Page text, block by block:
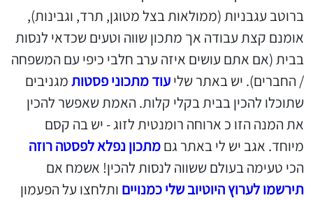
ברוטב עגבניות (ממולאות בצל מטוגן, תרד, וגבינות),
אומנם קצת עבודה אך מתכון שווה וטעים שכדאי לנסות
בבית (אם אתם עושים איזה ערב חלבי כיפי עם המשפחה
/ החברים). יש באתר שליעוד מתכוני פסטותמגניבים
שתוכלו להכין בבית בקלי קלות. האמת שאפשר להכין
את המנה הזו כ ארוחה רומנטית לזוג - יש בה קסם
מיוחד. אגב יש לי באתר גםמתכון נפלא לפסטה רוזה
הכי טעימה בעולם ששווה לנסות להכין! אשמח אם
תירשמו לערוץ היוטיוב שלי כמנויים ותלחצו על הפעמון